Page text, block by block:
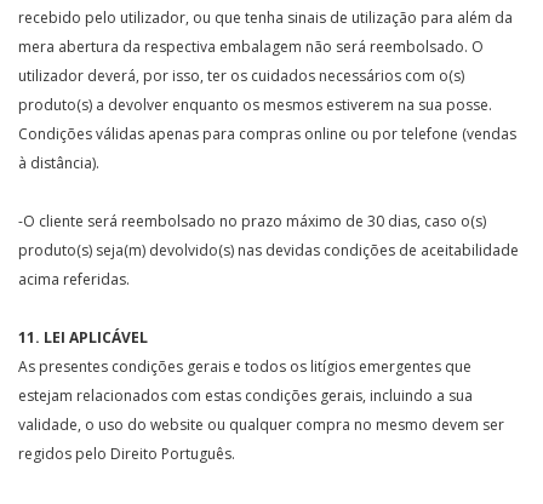
recebido pelo utilizador, ou que tenha sinais de utilização para além da
mera abertura da respectiva embalagem não será reembolsado. O
utilizador deverá, por isso, ter os cuidados necessários com o(s)
produto(s) a devolver enquanto os mesmos estiverem na sua posse.
Condições válidas apenas para compras online ou por telefone (vendas
à distância).
-O cliente será reembolsado no prazo máximo de 30 dias, caso o(s)
produto(s) seja(m) devolvido(s) nas devidas condições de aceitabilidade
acima referidas.
11. LEI APLICÁVEL
As presentes condições gerais e todos os litígios emergentes que
estejam relacionados com estas condições gerais, incluindo a sua
validade, o uso do website ou qualquer compra no mesmo devem ser
regidos pelo Direito Português.